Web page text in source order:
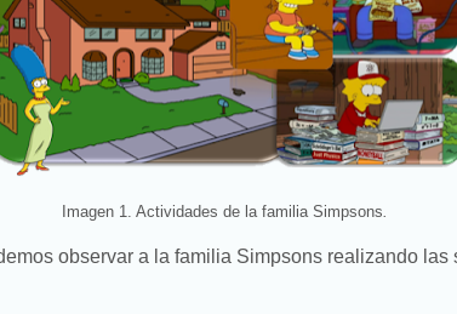
Imagen 1. Actividades de la familia Simpsons
observar a la familia Simpsons realizando las